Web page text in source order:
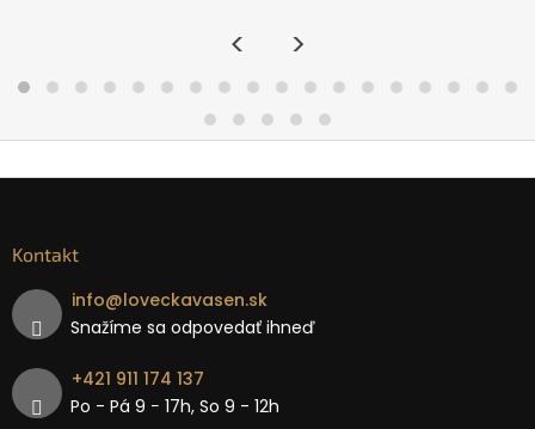
< >
Kontakt
info@loveckavasen.sk
Snažíme sa odpovedať ihneď
+421 911 174 137
Po - Pá 9 − 17h, So 9 - 12h